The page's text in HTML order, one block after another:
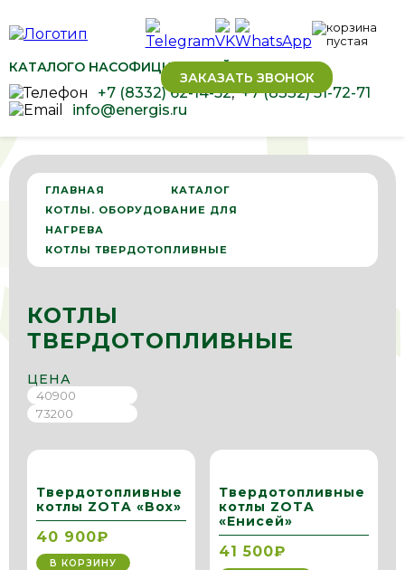
КАТАЛОГО НАСОФИЦИАЛЬНЫЙ ДИЛЕР ОВЕН
+7 (8332) 62-14-52,+7 (8332) 51-72-71
info@energis.ru
ЗАКАЗАТЬ ЗВОНОК
ГЛАВНАЯ
КАТАЛОГ
КОТЛЫ. ОБОРУДОВАНИЕ ДЛЯ
НАГРЕВА
КОТЛЫ ТВЕРДОТОПЛИВНЫЕ
КОТЛЫ
ТВЕРДОТОПЛИВНЫЕ
ЦЕНА
Твердотопливные
котлы ZOTA «Box»
40 900₽
В КОРЗИНУ
Твердотопливные
котлы ZOTA
«Енисей»
41 500₽